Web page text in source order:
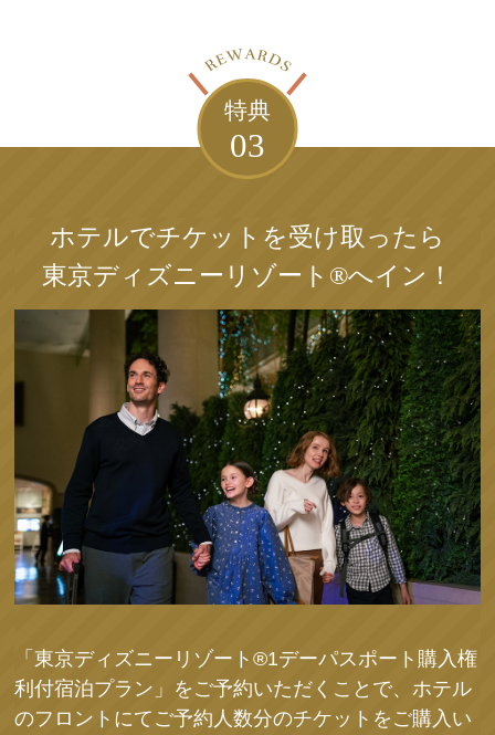
特典
03
ホテルでチケットを受け取ったら
東京ディズニーリゾート®へイン！
「東京ディズニーリゾート®1デーパスポート購入権
利付宿泊プラン」をご予約いただくことで、ホテル
のフロントにてご予約人数分のチケットをご購入い